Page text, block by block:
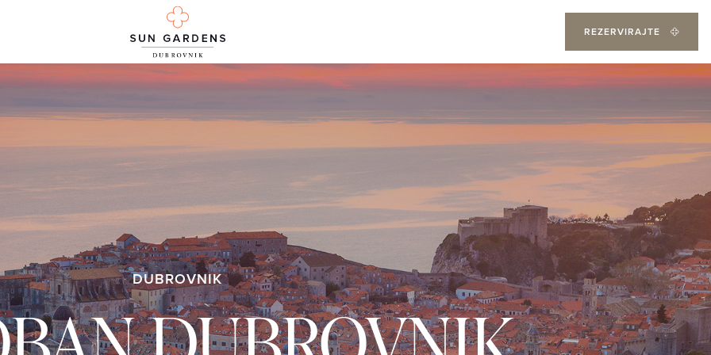
REZERVIRAJTE
DUBROVNIK